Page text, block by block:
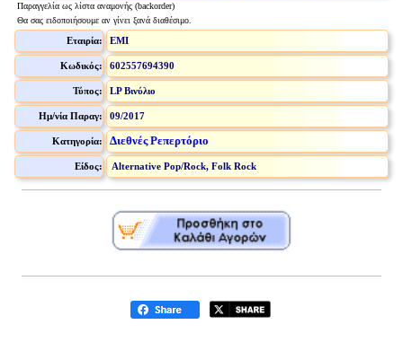
Παραγγελία ως λίστα αναμονής (backorder)
Θα σας ειδοποιήσουμε αν γίνει ξανά διαθέσιμο.
Εταιρία: EMI
Κωδικός: 602557694390
Τύπος: LP Βινύλιο
Ημ/νία Παραγ: 09/2017
Κατηγορία: Διεθνές Ρεπερτόριο
Είδος: Alternative Pop/Rock, Folk Rock